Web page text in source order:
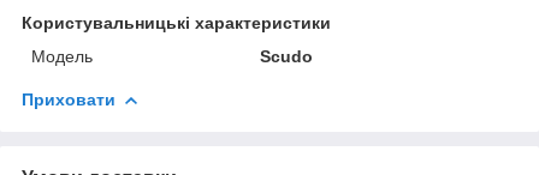
Користувальницькі характеристики
Мoдель
Scudo
Приховати